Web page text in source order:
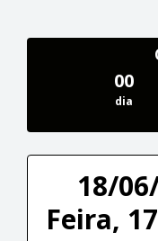
00
dia
18/
Feira,